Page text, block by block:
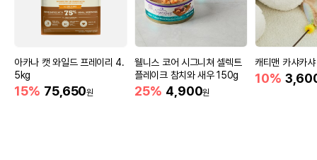
아카나 캣 와일드 프레이리 4.
5kg
15% 75,650원
웰니스 코어 시그니쳐 셀렉트
플레이크 참치와 새우 150g
25% 4,900원
캐티맨 카샤카
10%